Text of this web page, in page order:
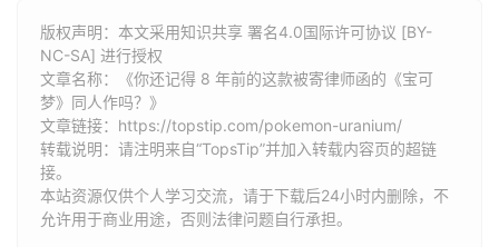
版权声明：本文采用知识共享 署名4.0国际许可协议 [BY-
NC-SA] 进行授权
文章名称：《你还记得 8 年前的这款被寄律师函的《宝可
梦》同人作吗？》
文章链接： https://topstip.com/pokemon-uranium/
转载说明：请注明来自“TopsTip”并加入转载内容页的超链
接。
本站资源仅供个人学习交流，请于下载后24小时内删除，不
允许用于商业用途，否则法律问题自行承担。